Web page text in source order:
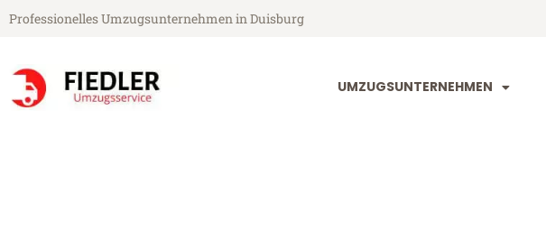
Professionelles Umzugsunternehmen in Duisburg
UMZUGSUNTERNEHMEN